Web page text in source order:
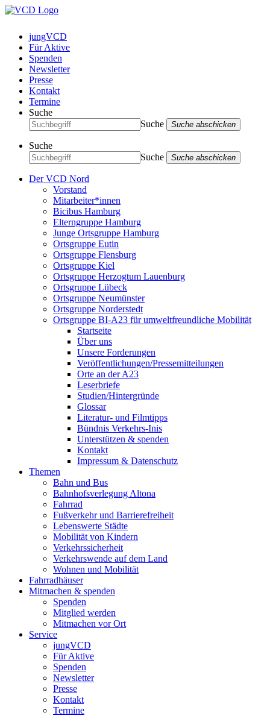
jungVCD
Für Aktive
Spenden
Newsletter
Presse
Kontakt
Termine
Suche
Suche
Suche abschicken
Suche
Suche
Suche abschicken
Der VCD Nord
Vorstand
Mitarbeiter*innen
Bicibus Hamburg
Elterngruppe Hamburg
Junge Ortsgruppe Hamburg
Ortsgruppe Eutin
Ortsgruppe Flensburg
Ortsgruppe Kiel
Ortsgruppe Herzogtum Lauenburg
Ortsgruppe Lübeck
Ortsgruppe Neumünster
Ortsgruppe Norderstedt
Ortsgruppe BI-A23 für umweltfreundliche Mobilität
Startseite
Über uns
Unsere Forderungen
Veröffentlichungen/Pressemitteilungen
Orte an der A23
Leserbriefe
Studien/Hintergründe
Glossar
Literatur- und Filmtipps
Bündnis Verkehrs-Inis
Unterstützen & spenden
Kontakt
Impressum & Datenschutz
Themen
Bahn und Bus
Bahnhofsverlegung Altona
Fahrrad
Fußverkehr und Barrierefreiheit
Lebenswerte Städte
Mobilität von Kindern
Verkehrssicherheit
Verkehrswende auf dem Land
Wohnen und Mobilität
Fahrradhäuser
Mitmachen & spenden
Spenden
Mitglied werden
Mitmachen vor Ort
Service
jungVCD
Für Aktive
Spenden
Newsletter
Presse
Kontakt
Termine